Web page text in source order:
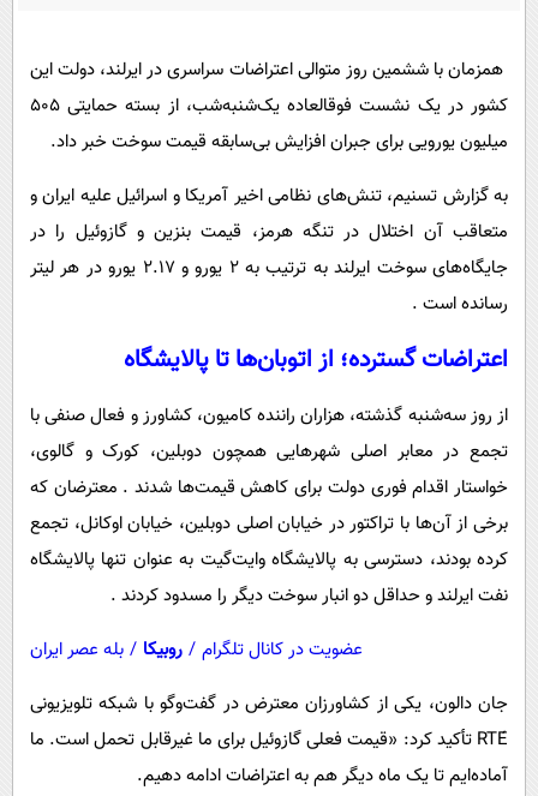
گوناگون
حوادث
محیط زیست
سلامت
فرهنگی
اجتماعی
حیات وحش
سیاست خارجی
آشپزی
دانلود
همزمان با ششمین روز متوالی اعتراضات سراسری در ایرلند، دولت این
کشور در یک نشست فوقالعاده یک‌شنبه‌شب، از بسته حمایتی 505
میلیون یورویی برای جبران افزایش بی‌سابقه قیمت سوخت خبر داد.
به گزارش تسنیم، تنش‌های نظامی اخیر آمریکا و اسرائیل علیه ایران و
متعاقب آن اختلال در تنگه هرمز، قیمت بنزین و گازوئیل را در
جایگاه‌های سوخت ایرلند به ترتیب به 2 یورو و 2.17 یورو در هر لیتر
رسانده است .
اعتراضات گسترده؛ از اتوبان‌ها تا پالایشگاه
از روز سه‌شنبه گذشته، هزاران راننده کامیون، کشاورز و فعال صنفی با
تجمع در معابر اصلی شهرهایی همچون دوبلین، کورک و گالوی،
خواستار اقدام فوری دولت برای کاهش قیمت‌ها شدند . معترضان که
برخی از آن‌ها با تراکتور در خیابان اصلی دوبلین، خیابان اوکانل، تجمع
کرده بودند، دسترسی به پالایشگاه وایت‌گیت به عنوان تنها پالایشگاه
نفت ایرلند و حداقل دو انبار سوخت دیگر را مسدود کردند .
عضویت در کانال تلگرام / روبیکا / بله عصر ایران
جان دالون، یکی از کشاورزان معترض در گفت‌وگو با شبکه تلویزیونی
RTÉ تأکید کرد: «قیمت فعلی گازوئیل برای ما غیرقابل تحمل است. ما
آماده‌ایم تا یک ماه دیگر هم به اعتراضات ادامه دهیم.